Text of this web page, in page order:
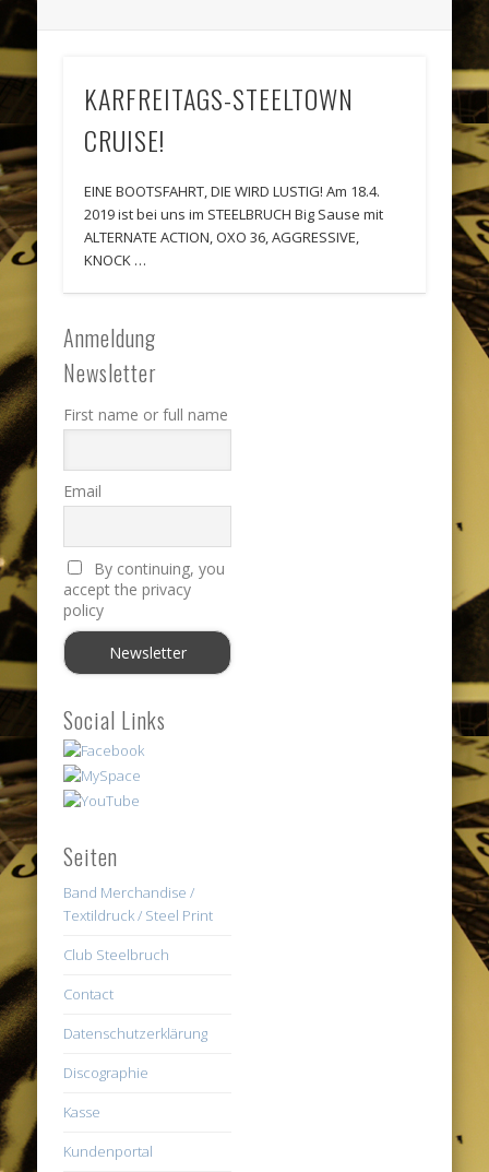
KARFREITAGS-STEELTOWN
CRUISE!
EINE BOOTSFAHRT, DIE WIRD LUSTIG! Am 18.4.
2019 ist bei uns im STEELBRUCH Big Sause mit
ALTERNATE ACTION, OXO 36, AGGRESSIVE,
KNOCK …
Anmeldung
Newsletter
First name or full name
Email
By continuing, you
accept the privacy
policy
Social Links
Seiten
Band Merchandise /
Textildruck / Steel Print
Club Steelbruch
Contact
Datenschutzerklärung
Discographie
Kasse
Kundenportal